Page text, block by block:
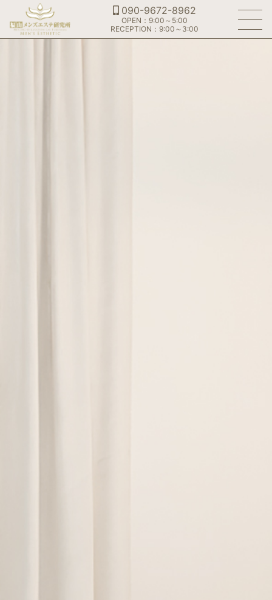
090-9672-8962
OPEN：9:00～5:00
RECEPTION：9:00～3:00